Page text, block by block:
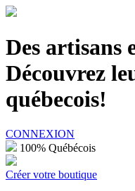
Des artisans
Découvrez
québecois!
CONNEXION
100% Québécois
Créer votre boutique